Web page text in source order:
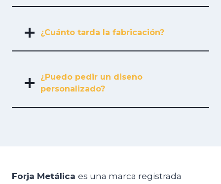
¿Cuánto tarda la fabricación?
¿Puedo pedir un diseño
personalizado?
Forja Metálica es una marca registrada